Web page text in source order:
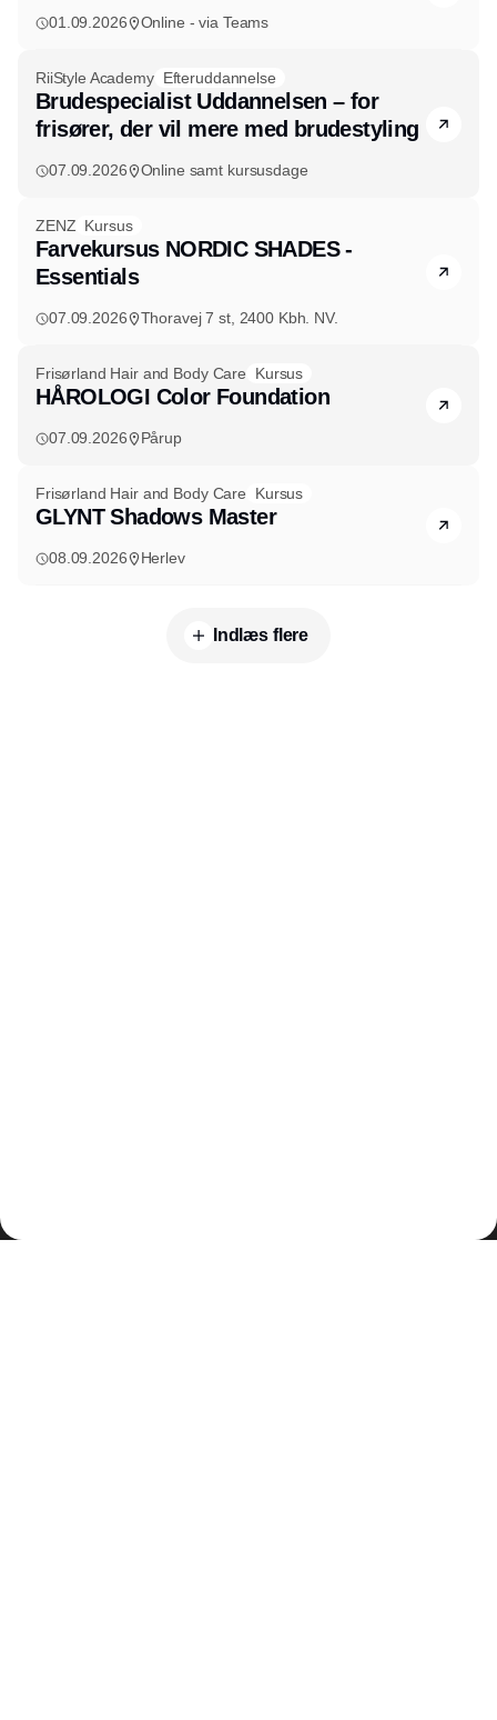
01.09.2026 Online - via Teams
RiiStyle Academy Efteruddannelse
Brudespecialist Uddannelsen – for
frisører, der vil mere med brudestyling
07.09.2026 Online samt kursusdage
ZENZ Kursus
Farvekursus NORDIC SHADES -
Essentials
07.09.2026 Thoravej 7 st, 2400 Kbh. NV.
Frisørland Hair and Body Care Kursus
HÅROLOGI Color Foundation
07.09.2026 Pårup
Frisørland Hair and Body Care Kursus
GLYNT Shadows Master
08.09.2026 Herlev
Indlæs flere